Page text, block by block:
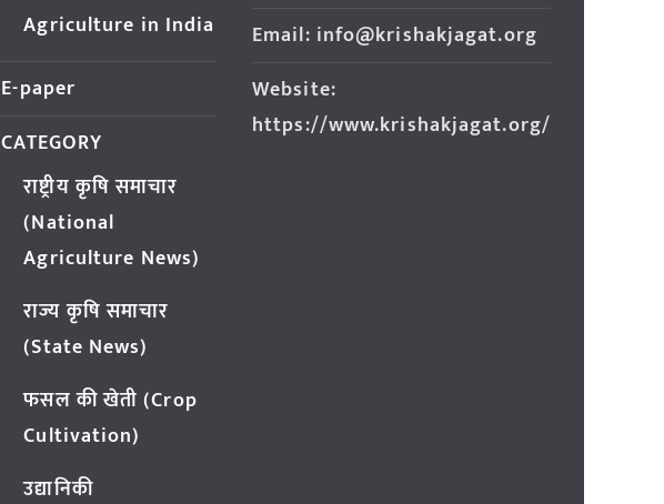
Agriculture in India
E-paper
CATEGORY
राष्ट्रीय कृषि समाचार
(National
Agriculture News)
राज्य कृषि समाचार
(State News)
फसल की खेती (Crop
Cultivation)
उद्यानिकी
Email: info@krishakjagat.org
Website:
https://www.krishakjagat.org/